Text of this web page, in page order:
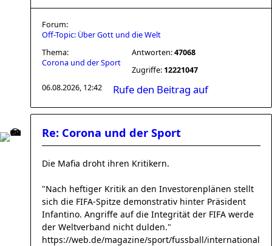
Forum:
Off-Topic: Über Gott und die Welt
Thema:
Corona und der Sport
Antworten:47068
Zugriffe: 12221047
06.08.2026, 12:42
Rufe den Beitrag auf
Re: Corona und der Sport
Die Mafia droht ihren Kritikern.
"Nach heftiger Kritik an den Investorenplänen stellt
sich die FIFA-Spitze demonstrativ hinter Präsident
Infantino. Angriffe auf die Integrität der FIFA werde
der Weltverband nicht dulden."
https://web.de/magazine/sport/fussball/international